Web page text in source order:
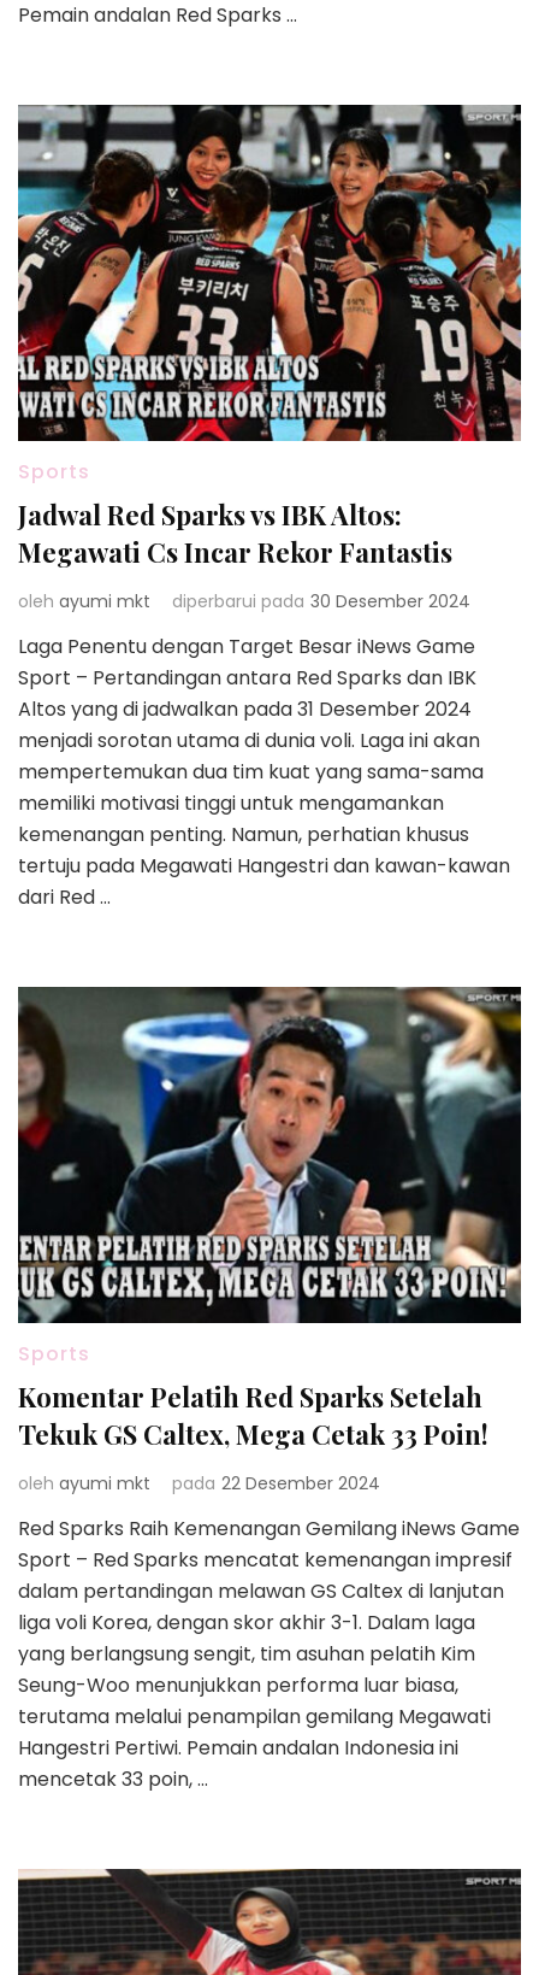
Pemain andalan Red Sparks …
Sports
Jadwal Red Sparks vs IBK Altos:
Megawati Cs Incar Rekor Fantastis
oleh ayumi mkt diperbarui pada 30 Desember 2024
Laga Penentu dengan Target Besar iNews Game
Sport – Pertandingan antara Red Sparks dan IBK
Altos yang di jadwalkan pada 31 Desember 2024
menjadi sorotan utama di dunia voli. Laga ini akan
mempertemukan dua tim kuat yang sama-sama
memiliki motivasi tinggi untuk mengamankan
kemenangan penting. Namun, perhatian khusus
tertuju pada Megawati Hangestri dan kawan-kawan
dari Red …
Sports
Komentar Pelatih Red Sparks Setelah
Tekuk GS Caltex, Mega Cetak 33 Poin!
oleh ayumi mkt pada 22 Desember 2024
Red Sparks Raih Kemenangan Gemilang iNews Game
Sport – Red Sparks mencatat kemenangan impresif
dalam pertandingan melawan GS Caltex di lanjutan
liga voli Korea, dengan skor akhir 3-1. Dalam laga
yang berlangsung sengit, tim asuhan pelatih Kim
Seung-Woo menunjukkan performa luar biasa,
terutama melalui penampilan gemilang Megawati
Hangestri Pertiwi. Pemain andalan Indonesia ini
mencetak 33 poin, …